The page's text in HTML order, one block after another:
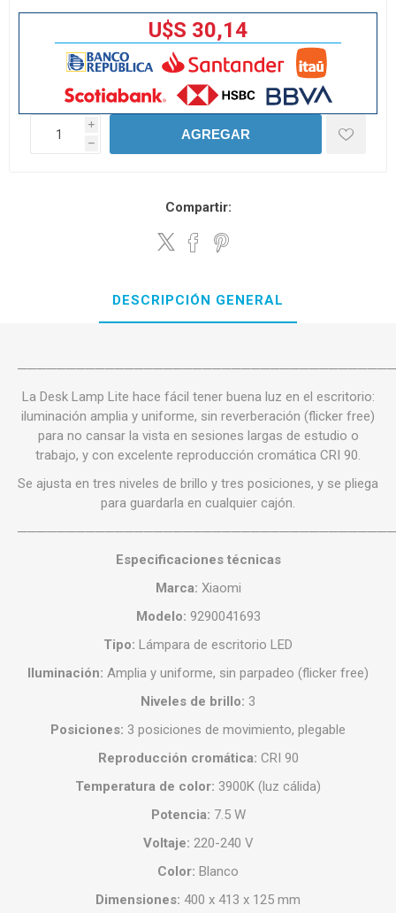
U$S 30,14
i
h
AGREGAR
Compartir:
DESCRIPCIÓN GENERAL
La Desk Lamp Lite hace fácil tener buena luz en el escritorio:
iluminación amplia y uniforme, sin reverberación (flicker free)
para no cansar la vista en sesiones largas de estudio o
trabajo, y con excelente reproducción cromática CRI 90.
Se ajusta en tres niveles de brillo y tres posiciones, y se pliega
para guardarla en cualquier cajón.
Especificaciones técnicas
Marca: Xiaomi
Modelo: 9290041693
Tipo: Lámpara de escritorio LED
Iluminación: Amplia y uniforme, sin parpadeo (flicker free)
Niveles de brillo: 3
Posiciones: 3 posiciones de movimiento, plegable
Reproducción cromática: CRI 90
Temperatura de color: 3900K (luz cálida)
Potencia: 7.5 W
Voltaje: 220-240 V
Color: Blanco
Dimensiones: 400 x 413 x 125 mm